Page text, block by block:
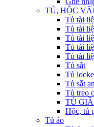
TỦ, HỘC
Tủ tài
Tủ tài
Tủ tài
Tủ tài
Tủ tài
Tủ sắt
Tủ
Tủ sắt
Tủ treo
TỦ
Hộc, tủ
Tủ áo